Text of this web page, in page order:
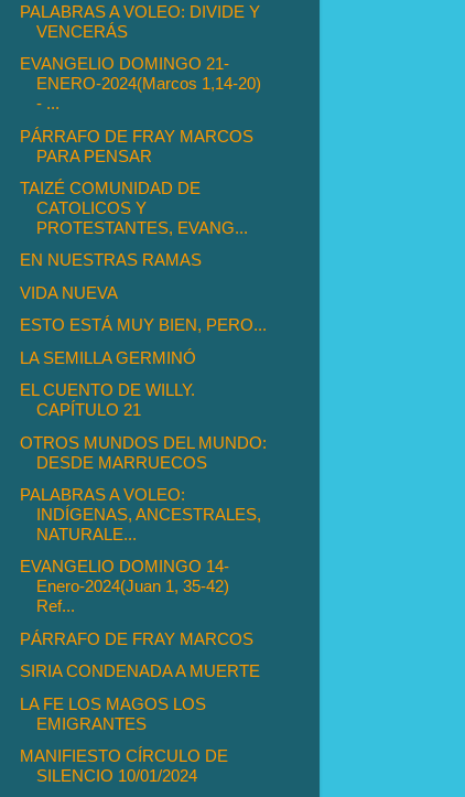
PALABRAS A VOLEO: DIVIDE Y
VENCERÁS
EVANGELIO DOMINGO 21-
ENERO-2024(Marcos 1,14-20)
- ...
PÁRRAFO DE FRAY MARCOS
PARA PENSAR
TAIZÉ COMUNIDAD DE
CATOLICOS Y
PROTESTANTES, EVANG...
EN NUESTRAS RAMAS
VIDA NUEVA
ESTO ESTÁ MUY BIEN, PERO...
LA SEMILLA GERMINÓ
EL CUENTO DE WILLY.
CAPÍTULO 21
OTROS MUNDOS DEL MUNDO:
DESDE MARRUECOS
PALABRAS A VOLEO:
INDÍGENAS, ANCESTRALES,
NATURALE...
EVANGELIO DOMINGO 14-
Enero-2024(Juan 1, 35-42)
Ref...
PÁRRAFO DE FRAY MARCOS
SIRIA CONDENADA A MUERTE
LA FE LOS MAGOS LOS
EMIGRANTES
MANIFIESTO CÍRCULO DE
SILENCIO 10/01/2024